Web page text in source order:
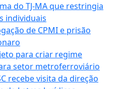
do TJ-MA que restringia
individuais
de CPMI e prisão
para criar regime
setor metroferroviário
recebe visita da direção